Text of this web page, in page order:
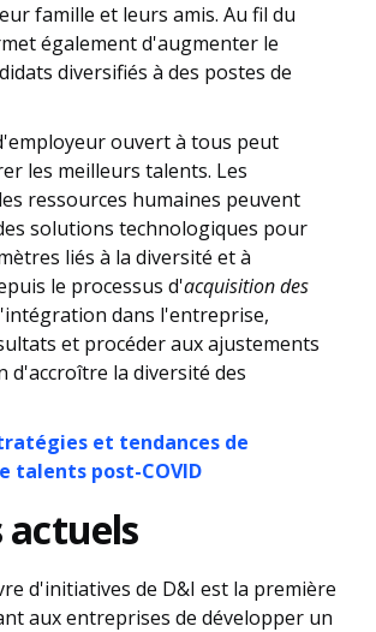
famille et leurs amis. Au fil du
également d'augmenter le
diversifiés à des postes de
ouvert à tous peut
les meilleurs talents. Les
ressources humaines peuvent
solutions technologiques pour
liés à la diversité et à
le processus d'acquisition des
dans l'entreprise,
et procéder aux ajustements
d'accroître la diversité des
et tendances de
talents post-COVID
actuels
d'initiatives de D&I est la première
aux entreprises de développer un